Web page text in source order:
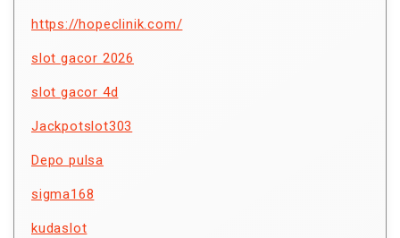
https://hopeclinik.com/
slot gacor 2026
slot gacor 4d
Jackpotslot303
Depo pulsa
sigma168
kudaslot